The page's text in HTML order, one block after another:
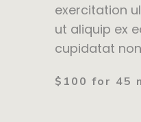
exercitation
ut aliquip ex
cupidatat
$100 for 45